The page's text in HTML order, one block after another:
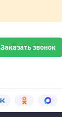
Заказать звонок